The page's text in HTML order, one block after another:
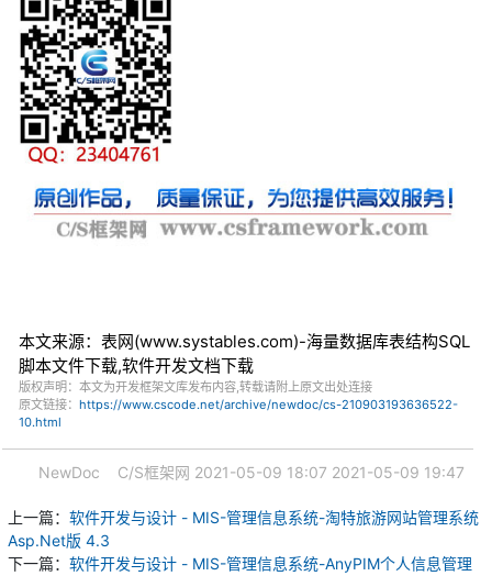
本文来源：表网(www.systables.com)-海量数据库表结构SQL
脚本文件下载,软件开发文档下载
版权声明：本文为开发框架文库发布内容,转载请附上原文出处连接
原文链接： https://www.cscode.net/archive/newdoc/cs-210903193636522-
10.html
NewDoc C/S框架网 2021-05-09 18:07 2021-05-09 19:47
上一篇： 软件开发与设计 - MIS-管理信息系统-淘特旅游网站管理系统
Asp.Net版 4.3
下一篇： 软件开发与设计 - MIS-管理信息系统-AnyPIM个人信息管理